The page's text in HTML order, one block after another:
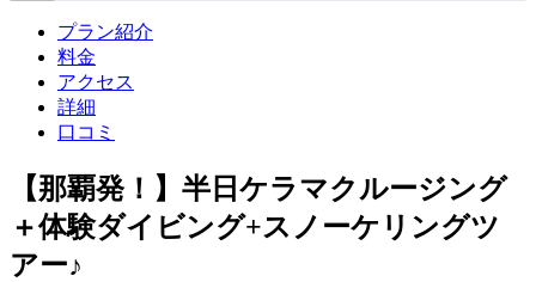
プラン紹介
料金
アクセス
詳細
口コミ
【那覇発！】半日ケラマクルージング
＋体験ダイビング+スノーケリングツ
アー♪